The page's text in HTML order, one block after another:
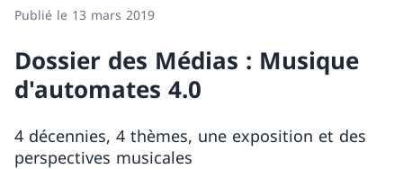
Publié le 13 mars 2019
Dossier des Médias : Musique
d'automates 4.0
4 décennies, 4 thèmes, une exposition et des
perspectives musicales